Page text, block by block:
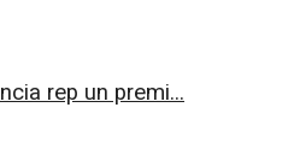
rep un premi...